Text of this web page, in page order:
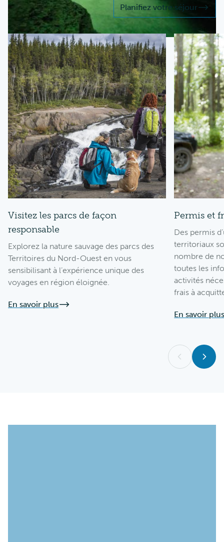
séjour
Planifiez votre séjour
Visitez les parcs de façon
responsable
Explorez la nature sauvage des parcs des
Territoires du Nord-Ouest en vous
sensibilisant à l’expérience unique des
voyages en région éloignée.
En savoir plus
Permis et
Des permis
territoriaux
nombre de
toutes les
activités
frais à
En savoir